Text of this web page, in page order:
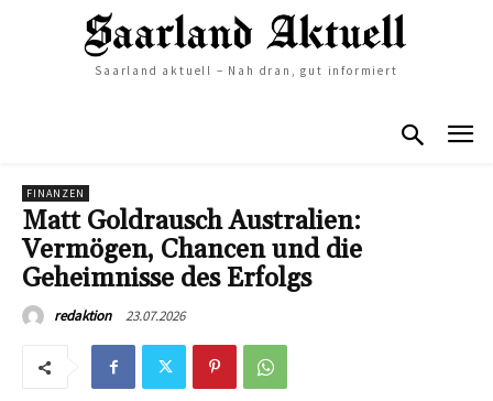
Saarland aktuell – Nah dran, gut informiert
FINANZEN
Matt Goldrausch Australien:
Vermögen, Chancen und die
Geheimnisse des Erfolgs
redaktion 23.07.2026